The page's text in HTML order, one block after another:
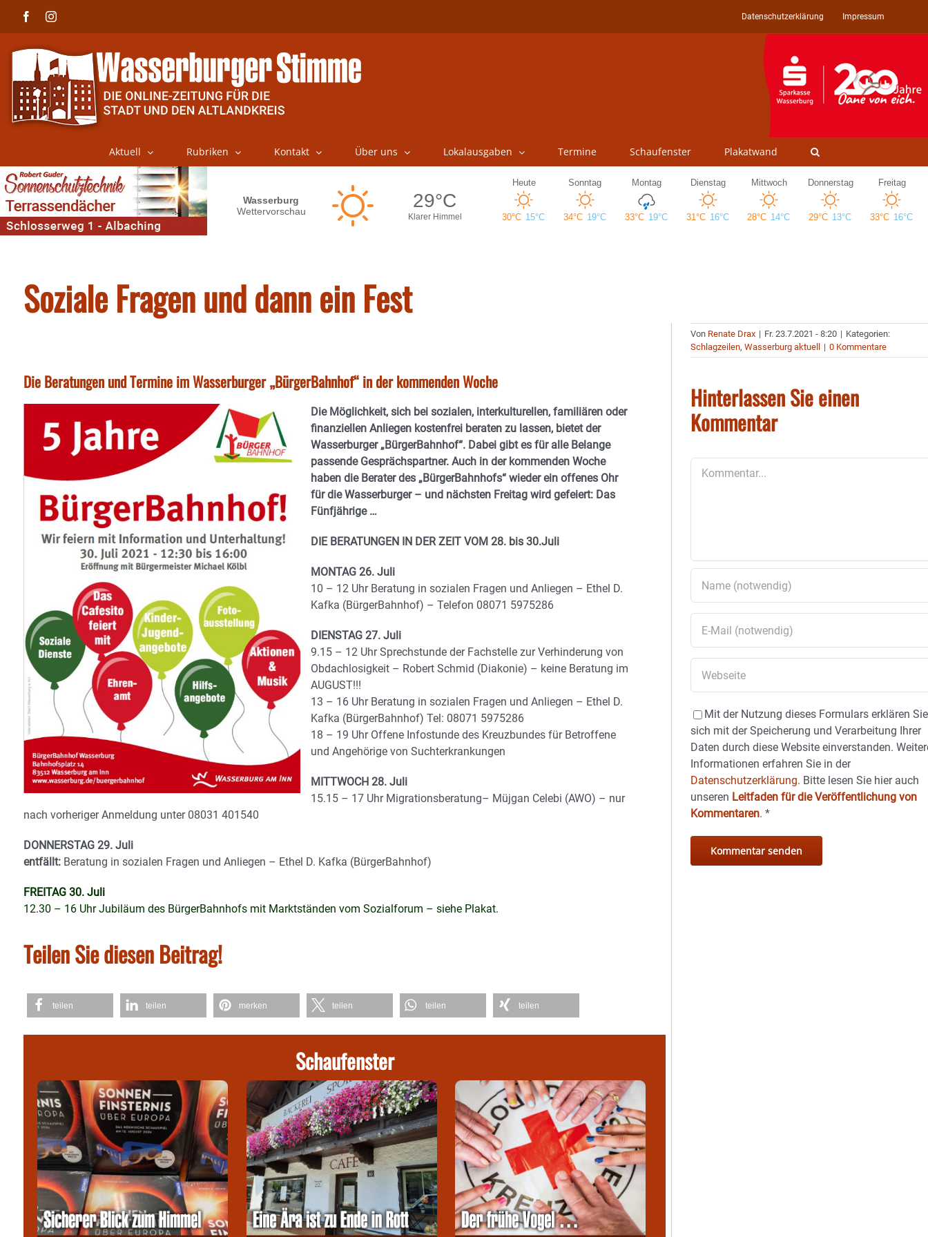
FacebookInstagram Datenschutzerklärung Impressum
Aktuell Rubriken Kontakt Über uns Lokalausgaben Termine Schaufenster Plakatwand
Soziale Fragen und dann ein Fest
Die Beratungen und Termine im Wasserburger „BürgerBahnhof“ in der kommenden Woche
Die Möglichkeit, sich bei sozialen, interkulturellen, familiären oder
finanziellen Anliegen kostenfrei beraten zu lassen, bietet der
Wasserburger „BürgerBahnhof“. Dabei gibt es für alle Belange
passende Gesprächspartner. Auch in der kommenden Woche
haben die Berater des „BürgerBahnhofs“ wieder ein offenes Ohr
für die Wasserburger – und nächsten Freitag wird gefeiert: Das
Fünfjährige …
DIE BERATUNGEN IN DER ZEIT VOM 28. bis 30.Juli
MONTAG 26. Juli
10 – 12 Uhr Beratung in sozialen Fragen und Anliegen – Ethel D.
Kafka (BürgerBahnhof) – Telefon 08071 5975286
DIENSTAG 27. Juli
9.15 – 12 Uhr Sprechstunde der Fachstelle zur Verhinderung von
Obdachlosigkeit – Robert Schmid (Diakonie) – keine Beratung im
AUGUST!!!
13 – 16 Uhr Beratung in sozialen Fragen und Anliegen – Ethel D.
Kafka (BürgerBahnhof) Tel: 08071 5975286
18 – 19 Uhr Offene Infostunde des Kreuzbundes für Betroffene
und Angehörige von Suchterkrankungen
MITTWOCH 28. Juli
15.15 – 17 Uhr Migrationsberatung– Müjgan Celebi (AWO) – nur
nach vorheriger Anmeldung unter 08031 401540
DONNERSTAG 29. Juli
entfällt: Beratung in sozialen Fragen und Anliegen – Ethel D. Kafka (BürgerBahnhof)
FREITAG 30. Juli
12.30 – 16 Uhr Jubiläum des BürgerBahnhofs mit Marktständen vom Sozialforum – siehe Plakat.
Teilen Sie diesen Beitrag!
teilen teilen merken teilen teilen teilen
Schaufenster
Von Renate Drax | Fr. 23.7.2021 - 8:20 | Kategorien:
Schlagzeilen,Wasserburg aktuell | 0 Kommentare
Hinterlassen Sie einen
Kommentar
Mit der Nutzung dieses Formulars erklären Sie
sich mit der Speicherung und Verarbeitung Ihrer
Daten durch diese Website einverstanden.
Informationen erfahren Sie in der
Datenschutzerklärung. Bitte lesen Sie hier auch
unseren Leitfaden für die Veröffentlichung von
Kommentaren.*